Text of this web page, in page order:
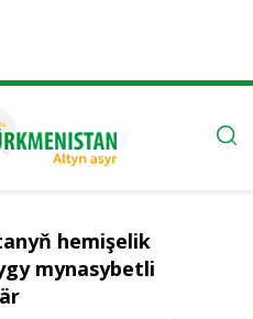
hemişelik
mynasybetli